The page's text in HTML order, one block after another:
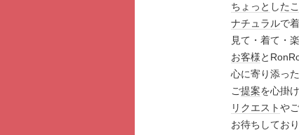
ちょっと したこ
ナチュラルで
見て・着て・
お客様と
心に寄り添った
ご提案を心掛
リクエストやご
お待ちしており